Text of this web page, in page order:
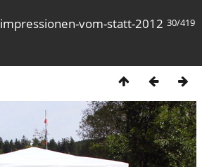
30/419
impressionen-vom-statt-2012